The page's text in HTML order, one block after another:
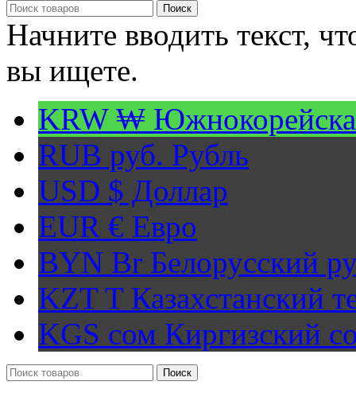
Поиск
Начните вводить текст,
вы ищете.
KRW ₩
RUB руб. Рубль
USD $ Доллар
EUR € Евро
BYN Br Белорусский
KZT TКазахстанский
KGS сом Киргизский
Поиск